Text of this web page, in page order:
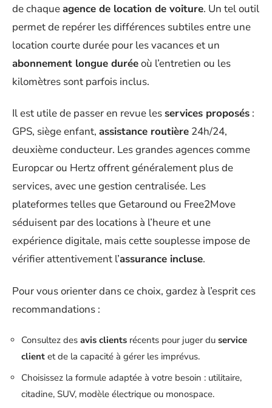
de chaqueagence de location de voiture. Un tel outil
permet de repérer les différences subtiles entre une
location courte durée pour les vacances et un
abonnement longue duréeoù l’entretien ou les
kilomètres sont parfois inclus.
Il est utile de passer en revue les services proposés :
GPS, siège enfant, assistance routière 24h/24,
deuxième conducteur. Les grandes agences comme
Europcar ou Hertz offrent généralement plus de
services, avec une gestion centralisée. Les
plateformes telles que Getaround ou Free2Move
séduisent par des locations à l’heure et une
expérience digitale, mais cette souplesse impose de
vérifier attentivement l’assurance incluse.
Pour vous orienter dans ce choix, gardez à l’esprit ces
recommandations :
Consultez des avis clients récents pour juger du service
client et de la capacité à gérer les imprévus.
Choisissez la formule adaptée à votre besoin : utilitaire,
citadine, SUV, modèle électrique ou monospace.